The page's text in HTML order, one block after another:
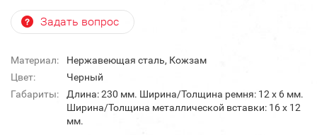
Задать вопрос
Материал:
Нержавеющая сталь, Кожзам
Цвет:
Черный
Габариты:
Длина: 230 мм. Ширина/Толщина ремня: 12 х 6 мм.
Ширина/Толщина металлической вставки: 16 х 12
мм.